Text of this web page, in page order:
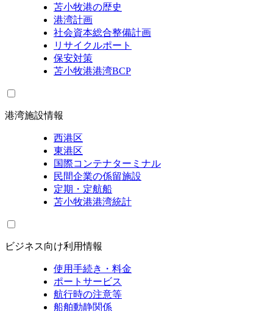
苫小牧港の歴史
港湾計画
社会資本総合整備計画
リサイクルポート
保安対策
苫小牧港港湾BCP
港湾施設情報
西港区
東港区
国際コンテナターミナル
民間企業の係留施設
定期・定航船
苫小牧港港湾統計
ビジネス向け利用情報
使用手続き・料金
ポートサービス
航行時の注意等
船舶動静関係